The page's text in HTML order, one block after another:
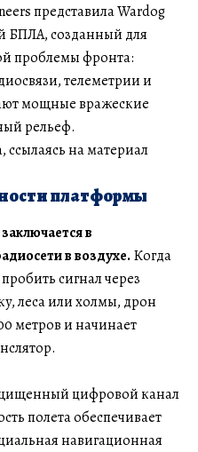
представила Wardog
БПЛА, созданный для
проблемы фронта:
телеметрии и
мощные вражеские
рельеф.
на материал
платформы
в
в воздухе. Когда
сигнал через
леса или холмы, дрон
метров и начинает
цифровой канал
полета обеспечивает
навигационная